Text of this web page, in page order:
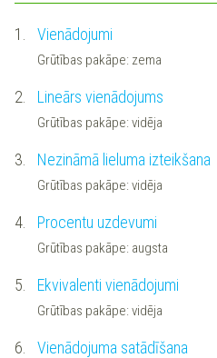
1. Vienādojumi
Grūtības pakāpe: zema
2. Lineārs vienādojums
Grūtības pakāpe: vidēja
3. Nezināmā lieluma izteikšana
Grūtības pakāpe: vidēja
4. Procentu uzdevumi
Grūtības pakāpe: augsta
5. Ekvivalenti vienādojumi
Grūtības pakāpe: vidēja
6. Vienādojuma satādīšana